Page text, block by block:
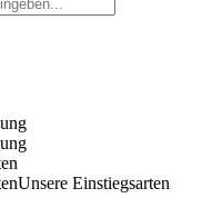
Unsere Einstiegsarten